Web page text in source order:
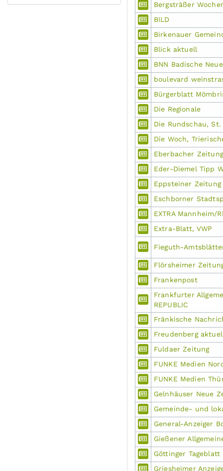
Bergsträßer
BILD
Birkenauer
Blick aktuell
BNN Badische
boulevard
Bürgerblatt
Die Regionale
Die Rundschau,
Die Woch,
Eberbacher Zeitung
Eder-Diemel Tipp
Eppsteiner Zeitung
Eschborner
EXTRA Mannheim/
Extra-Blatt, VWP
Fieguth-
Flörsheimer
Frankenpost
Frankfurter
REPUBLIC
Fränkische
Freudenberg
Fuldaer Zeitung
FUNKE Medien
FUNKE Medien
Gelnhäuser Neue
Gemeinde- und
General-Anzeiger
Gießener
Göttinger
Griesheimer